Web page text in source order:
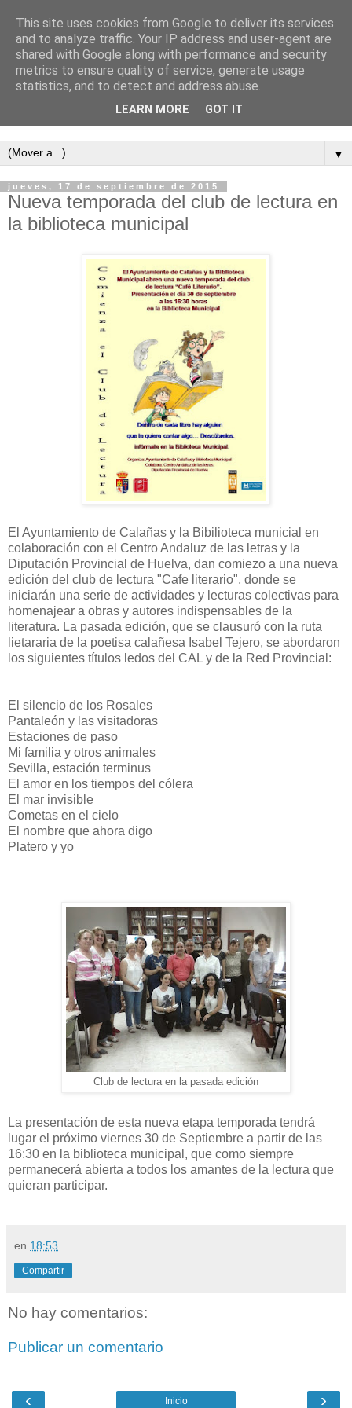
Semanario independiente de Calañas
▼
jueves, 17 de septiembre de 2015
Nueva temporada del club de lectura en
la biblioteca municipal
El Ayuntamiento de Calañas y la Bibilioteca municial en
colaboración con el Centro Andaluz de las letras y la
Diputación Provincial de Huelva, dan comiezo a una nueva
edición del club de lectura "Cafe literario", donde se
iniciarán una serie de actividades y lecturas colectivas para
homenajear a obras y autores indispensables de la
literatura. La pasada edición, que se clausuró con la ruta
lietararia de la poetisa calañesa Isabel Tejero, se abordaron
los siguientes títulos ledos del CAL y de la Red Provincial:
El silencio de los Rosales
Pantaleón y las visitadoras
Estaciones de paso
Mi familia y otros animales
Sevilla, estación terminus
El amor en los tiempos del cólera
El mar invisible
Cometas en el cielo
El nombre que ahora digo
Platero y yo
Club de lectura en la pasada edición
La presentación de esta nueva etapa temporada tendrá
lugar el próximo viernes 30 de Septiembre a partir de las
16:30 en la biblioteca municipal, que como siempre
permanecerá abierta a todos los amantes de la lectura que
quieran participar.
en 18:53
Compartir
No hay comentarios:
Publicar un comentario
‹ ›
Inicio
This site uses cookies from Google to deliver its services
and to analyze traffic. Your IP address and user-agent are
shared with Google along with performance and security
metrics to ensure quality of service, generate usage
statistics, and to detect and address abuse.
LEARN MORE GOT IT